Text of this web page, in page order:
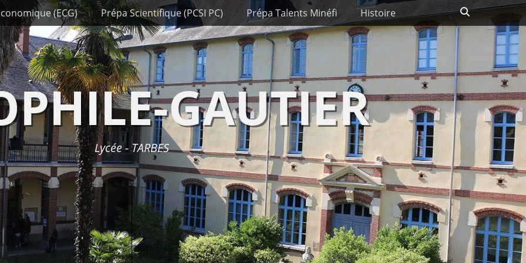
(ECG) Prépa Scientifique (PCSI PC) Prépa Talents Minéfi Histoire Recherche
GAUTIER
Lycée - TARBES